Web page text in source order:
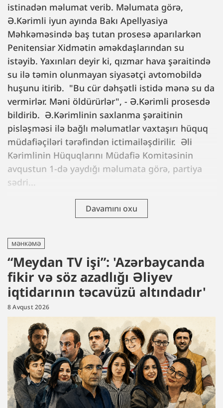
istinadən məlumat verib. Məlumata görə,
Ə.Kərimli iyun ayında Bakı Apellyasiya
Məhkəməsində baş tutan prosesə aparılarkən
Penitensiar Xidmətin əməkdaşlarından su
istəyib. Yaxınları deyir ki, qızmar hava şəraitində
su ilə təmin olunmayan siyasətçi avtomobildə
huşunu itirib. "Bu cür dəhşətli istidə mənə su da
vermirlər. Məni öldürürlər", - Ə.Kərimli prosesdə
bildirib. Ə.Kərimlinin saxlanma şəraitinin
pisləşməsi ilə bağlı məlumatlar vaxtaşırı hüquq
müdafiəçiləri tərəfindən ictimailəşdirilir. Əli
Kərimlinin Hüquqlarını Müdafiə Komitəsinin
avqustun 1-də yaydığı məlumata görə, partiya
sədri...
Davamını oxu
MƏHKƏMƏ
“Meydan TV işi”: 'Azərbaycanda
fikir və söz azadlığı Əliyev
iqtidarının təcavüzü altındadır'
8 Avqust 2026